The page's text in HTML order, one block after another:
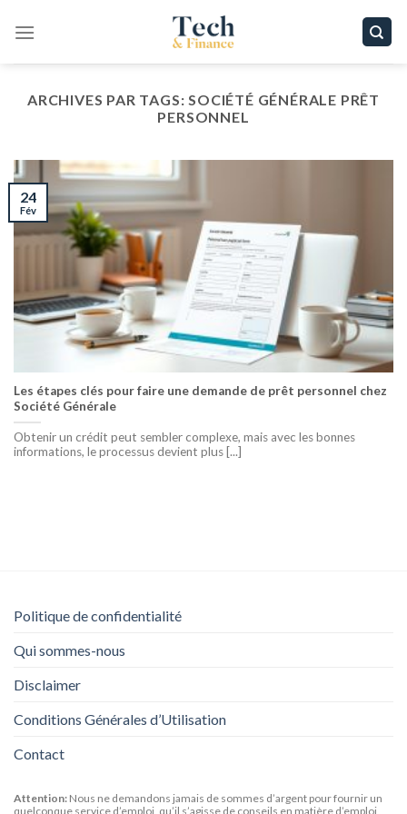
ARCHIVES PAR TAGS:SOCIÉTÉ GÉNÉRALE PRÊT
PERSONNEL
Les étapes clés pour faire une demande de prêt personnel chez
Société Générale
Obtenir un crédit peut sembler complexe, mais avec les bonnes
informations, le processus devient plus [...]
24
Fév
Politique de confidentialité
Qui sommes-nous
Disclaimer
Conditions Générales d’Utilisation
Contact
Attention: Nous ne demandons jamais de sommes d’argent pour fournir un
quelconque service d’emploi, qu’il s’agisse de conseils en matière d’emploi,